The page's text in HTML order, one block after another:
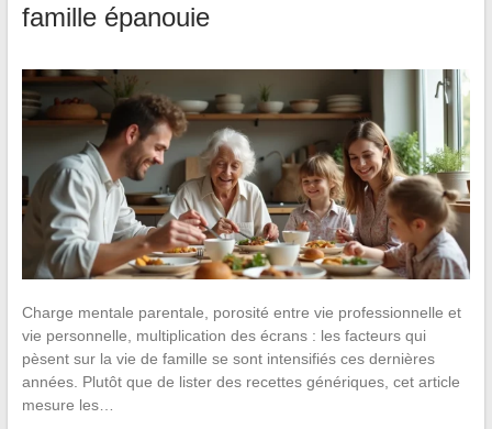
famille épanouie
Charge mentale parentale, porosité entre vie professionnelle et
vie personnelle, multiplication des écrans : les facteurs qui
pèsent sur la vie de famille se sont intensifiés ces dernières
années. Plutôt que de lister des recettes génériques, cet article
mesure les…